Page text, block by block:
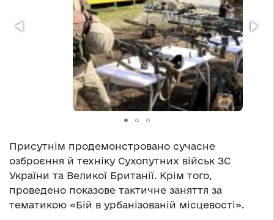
Присутнім продемонстровано сучасне
озброєння й техніку Сухопутних військ ЗС
України та Великої Британії. Крім того,
проведено показове тактичне заняття за
тематикою «Бій в урбанізованій місцевості».